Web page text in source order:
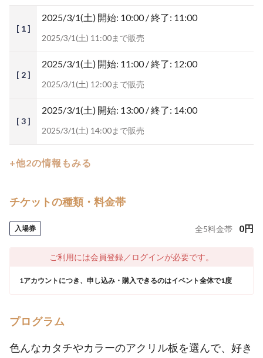
[ 1 ]
2025/3/1(土) 開始: 10:00 / 終了: 11:00
2025/3/1(土) 11:00まで販売
[ 2 ]
2025/3/1(土) 開始: 11:00 / 終了: 12:00
2025/3/1(土) 12:00まで販売
[ 3 ]
2025/3/1(土) 開始: 13:00 / 終了: 14:00
2025/3/1(土) 14:00まで販売
+他2の情報もみる
チケットの種類・料金帯
入場券 全5料金帯 0円
ご利用には会員登録／ログインが必要です。
1アカウントにつき、申し込み・購入できるのはイベント全体で1度
プログラム
色んなカタチやカラーのアクリル板を選んで、好き